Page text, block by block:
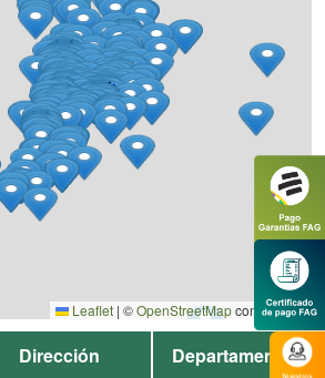
Leaflet | ©OpenStreetMapcontributors
Dirección Departamento